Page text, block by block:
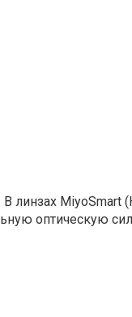
линзах MiyoSmart
оптическую